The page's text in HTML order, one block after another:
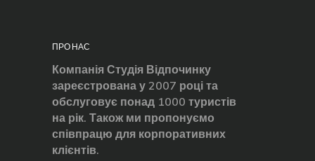
ПРО НАС
Компанія Студія Відпочинку
зареєстрована у 2007 році та
обслуговує понад 1000 туристів
на рік. Також ми пропонуємо
співпрацю для корпоративних
клієнтів.